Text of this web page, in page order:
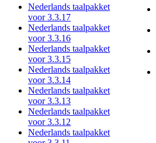
Nederlands taalpakket
voor 3.3.17
Nederlands taalpakket
voor 3.3.16
Nederlands taalpakket
voor 3.3.15
Nederlands taalpakket
voor 3.3.14
Nederlands taalpakket
voor 3.3.13
Nederlands taalpakket
voor 3.3.12
Nederlands taalpakket